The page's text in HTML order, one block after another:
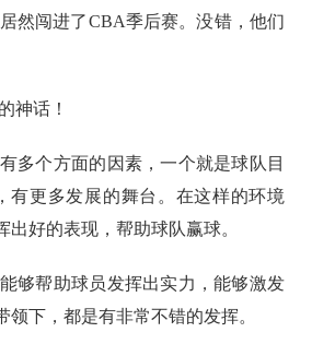
然闯进了CBA季后赛。没错，他们
神话！
多个方面的因素，一个就是球队目
有更多发展的舞台。在这样的环境
好的表现，帮助球队赢球。
够帮助球员发挥出实力，能够激发
下，都是有非常不错的发挥。